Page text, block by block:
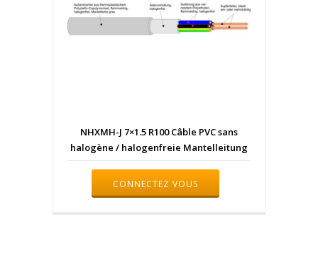
NHXMH-J 7×1.5 R100 Câble PVC sans
halogène / halogenfreie Mantelleitung
CONNECTEZ VOUS